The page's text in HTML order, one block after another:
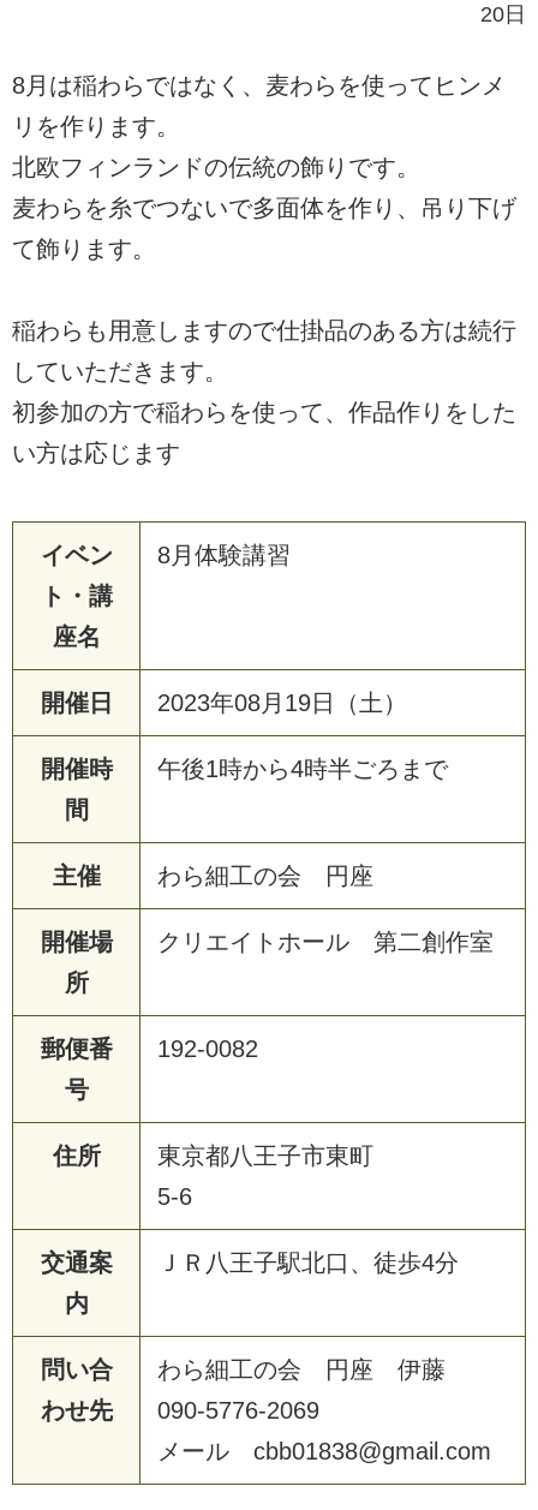
20日
8月は稲わらではなく、麦わらを使ってヒンメ
リを作ります。
北欧フィンランドの伝統の飾りです。
麦わらを糸でつないで多面体を作り、吊り下げ
て飾ります。
稲わらも用意しますので仕掛品のある方は続行
していただきます。
初参加の方で稲わらを使って、作品作りをした
い方は応じます
イベン
ト・講
座名
8月体験講習
開催日 2023年08月19日（土）
開催時
間
午後1時から4時半ごろまで
主催 わら細工の会 円座
開催場
所
クリエイトホール 第二創作室
郵便番
号
192-0082
住所
東京都八王子市東町
5-6
交通案
内
ＪＲ八王子駅北口、徒歩4分
問い合
わせ先
わら細工の会 円座 伊藤
090-5776-2069
メール cbb01838@gmail.com